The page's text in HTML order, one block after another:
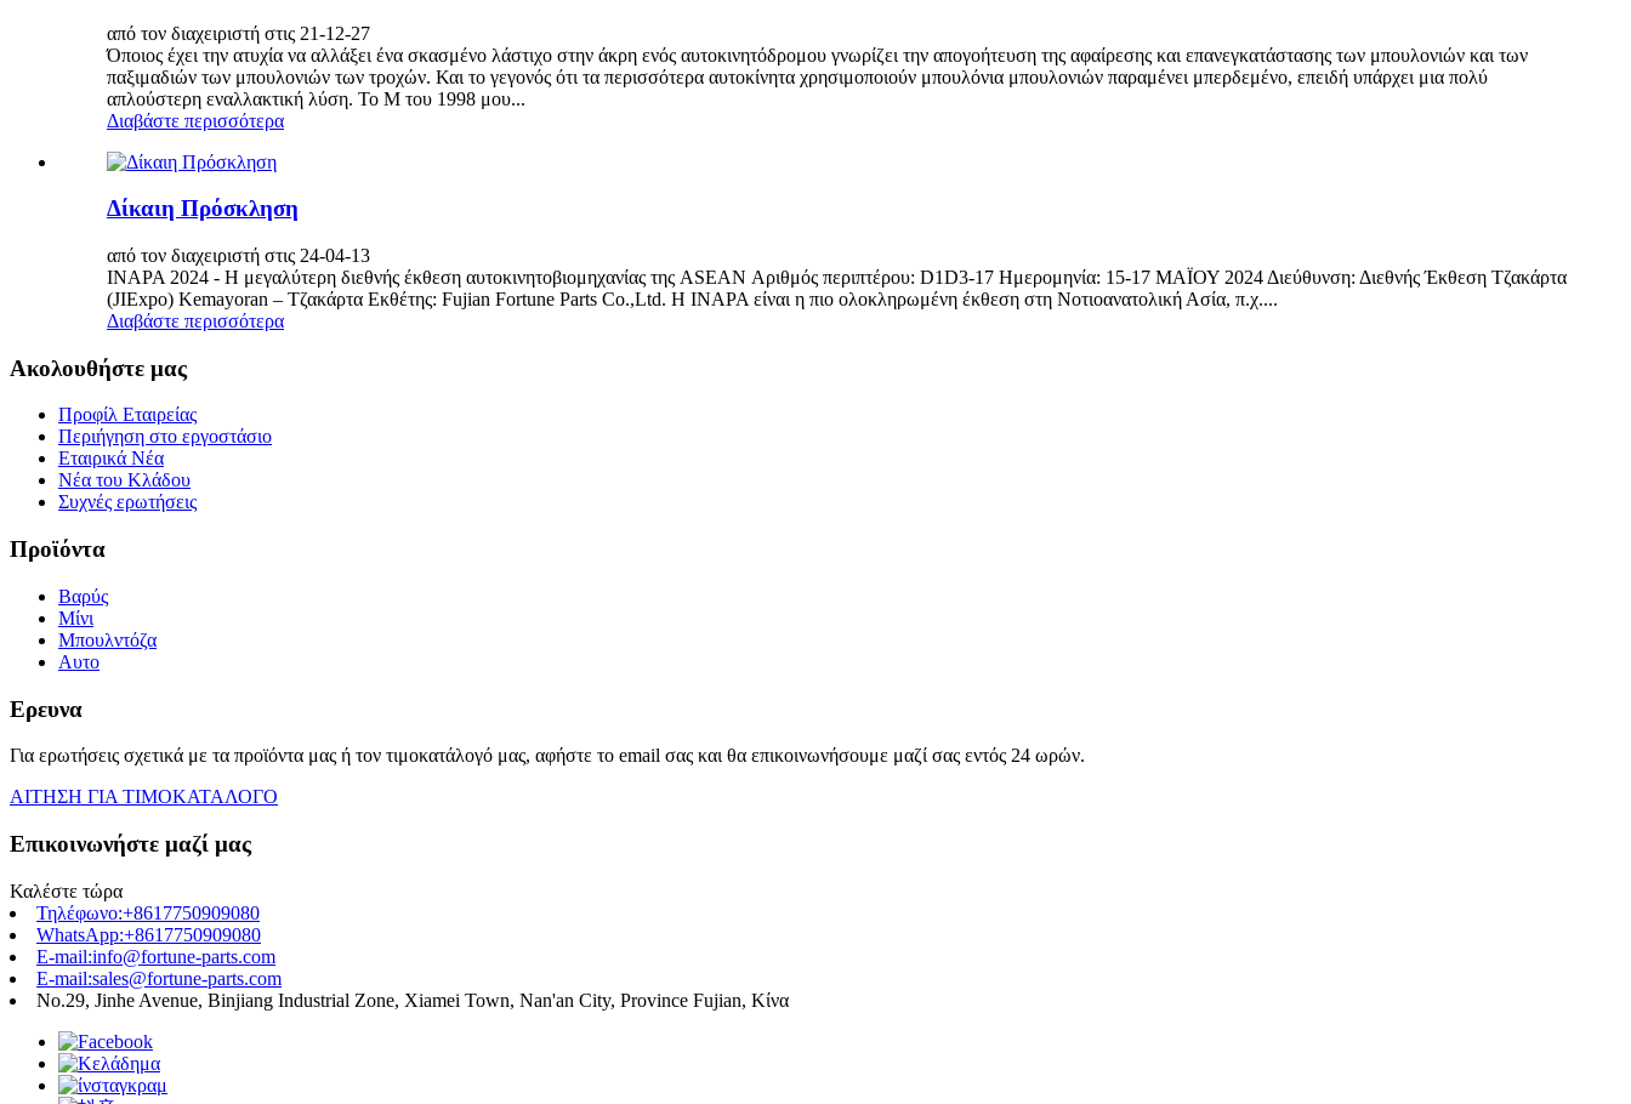
από τον διαχειριστή στις 21-12-27
Όποιος έχει την ατυχία να αλλάξει ένα σκασμένο λάστιχο στην άκρη ενός αυτοκινητόδρομου γνωρίζει την απογοήτευση της αφαίρεσης και επανεγκατάστασης των μπουλονιών και των
παξιμαδιών των μπουλονιών των τροχών. Και το γεγονός ότι τα περισσότερα αυτοκίνητα χρησιμοποιούν μπουλόνια μπουλονιών παραμένει μπερδεμένο, επειδή υπάρχει μια πολύ
απλούστερη εναλλακτική λύση. Το M του 1998 μου...
Διαβάστε περισσότερα
Δίκαιη Πρόσκληση
από τον διαχειριστή στις 24-04-13
INAPA 2024 - Η μεγαλύτερη διεθνής έκθεση αυτοκινητοβιομηχανίας της ASEAN Αριθμός περιπτέρου: D1D3-17 Ημερομηνία: 15-17 ΜΑΪΟΥ 2024 Διεύθυνση: Διεθνής Έκθεση Τζακάρτα
(JIExpo) Kemayoran – Τζακάρτα Εκθέτης: Fujian Fortune Parts Co.,Ltd. Η INAPA είναι η πιο ολοκληρωμένη έκθεση στη Νοτιοανατολική Ασία, π.χ....
Διαβάστε περισσότερα
Ακολουθήστε μας
Προφίλ Εταιρείας
Περιήγηση στο εργοστάσιο
Εταιρικά Νέα
Νέα του Κλάδου
Συχνές ερωτήσεις
Προϊόντα
Βαρύς
Μίνι
Μπουλντόζα
Αυτο
Ερευνα
Για ερωτήσεις σχετικά με τα προϊόντα μας ή τον τιμοκατάλογό μας, αφήστε το email σας και θα επικοινωνήσουμε μαζί σας εντός 24 ωρών.
ΑΙΤΗΣΗ ΓΙΑ ΤΙΜΟΚΑΤΑΛΟΓΟ
Επικοινωνήστε μαζί μας
Καλέστε τώρα
Τηλέφωνο:+8617750909080
WhatsApp:+8617750909080
E-mail:info@fortune-parts.com
E-mail:sales@fortune-parts.com
No.29, Jinhe Avenue, Binjiang Industrial Zone, Xiamei Town, Nan'an City, Province Fujian, Κίνα